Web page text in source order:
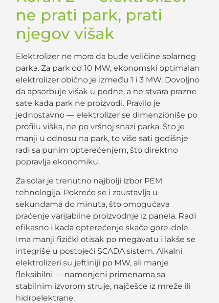
ne prati park, prati
njegov višak
Elektrolizer ne mora da bude veličine solarnog
parka. Za park od 10 MW, ekonomski optimalan
elektrolizer obično je između 1 i 3 MW. Dovoljno
da apsorbuje višak u podne, a ne stvara prazne
sate kada park ne proizvodi. Pravilo je
jednostavno — elektrolizer se dimenzioniše po
profilu viška, ne po vršnoj snazi parka. Što je
manji u odnosu na park, to više sati godišnje
radi sa punim opterećenjem, što direktno
popravlja ekonomiku.
Za solar je trenutno najbolji izbor PEM
tehnologija. Pokreće se i zaustavlja u
sekundama do minuta, što omogućava
praćenje varijabilne proizvodnje iz panela. Radi
efikasno i kada opterećenje skače gore-dole.
Ima manji fizički otisak po megavatu i lakše se
integriše u postojeći SCADA sistem. Alkalni
elektrolizeri su jeftiniji po MW, ali manje
fleksibilni — namenjeni primenama sa
stabilnim izvorom struje, najčešće iz mreže ili
hidroelektrane.